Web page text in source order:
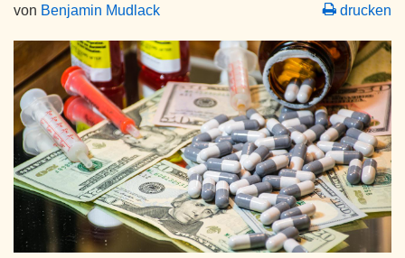
von Benjamin Mudlack drucken